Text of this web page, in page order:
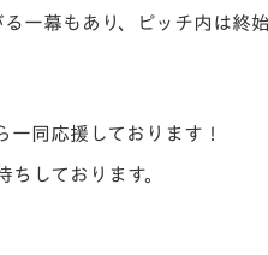
一幕もあり、ピッチ内は終
同応援しております！
しております。